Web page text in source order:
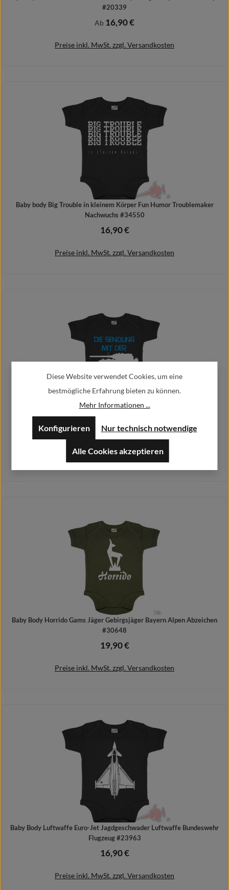
#20339
Regulärer Preis:
Ab 16,90 €
Preise inkl. MwSt. zzgl. Versandkosten
Details
Baby body Big Trouble in kleinem Körper Fun Humor Troublemaker
Nachwuchs #34550
Regulärer Preis:
16,90 €
Preise inkl. MwSt. zzgl. Versandkosten
Regulärer Preis:
16,90 €
Baby Body Horrido Gams Jäger Gebirgsjäger Bayern Alpen Abzeichen
#30648
Regulärer Preis:
19,90 €
Preise inkl. MwSt. zzgl. Versandkosten
Details
Baby Body Luftwaffe Euro-Jet Jagdgeschwader Luftwaffe Bundeswehr
Flugzeug #23963
Regulärer Preis:
16,90 €
Preise inkl. MwSt. zzgl. Versandkosten
Diese Website verwendet Cookies, um eine
bestmögliche Erfahrung bieten zu können.
Mehr Informationen ...
Nur technisch notwendige
Konfigurieren
Alle Cookies akzeptieren